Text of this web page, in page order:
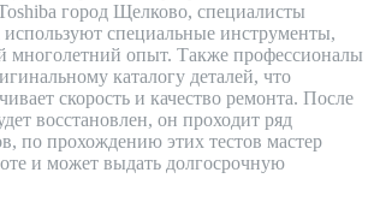
город Щелково, специалисты
используют специальные инструменты,
многолетний опыт. Также профессионалы
каталогу деталей, что
скорость и качество ремонта. После
восстановлен, он проходит ряд
по прохождению этих тестов мастер
и может выдать долгосрочную